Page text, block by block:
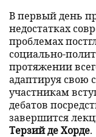
В первый день
недостатках
проблемах
социально-
протяжении
адаптируя свою
участникам
дебатов
завершится
Терзий де Хорде.